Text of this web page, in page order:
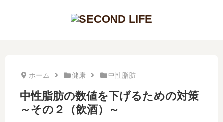
ホーム 健康 中性脂肪
中性脂肪の数値を下げるための対策
～その２（飲酒）～